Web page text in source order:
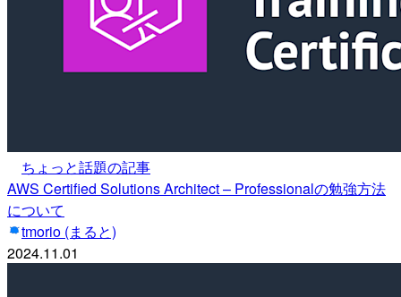
ちょっと話題の記事
AWS Certified Solutions Architect – Professionalの勉強方法
について
tmorio (まると)
2024.11.01